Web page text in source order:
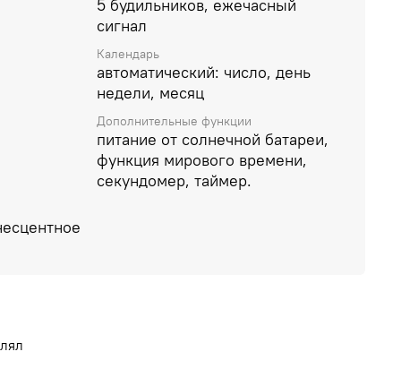
5 будильников, ежечасный
сигнал
Календарь
автоматический: число, день
недели, месяц
Дополнительные функции
питание от солнечной батареи,
функция мирового времени,
секундомер, таймер.